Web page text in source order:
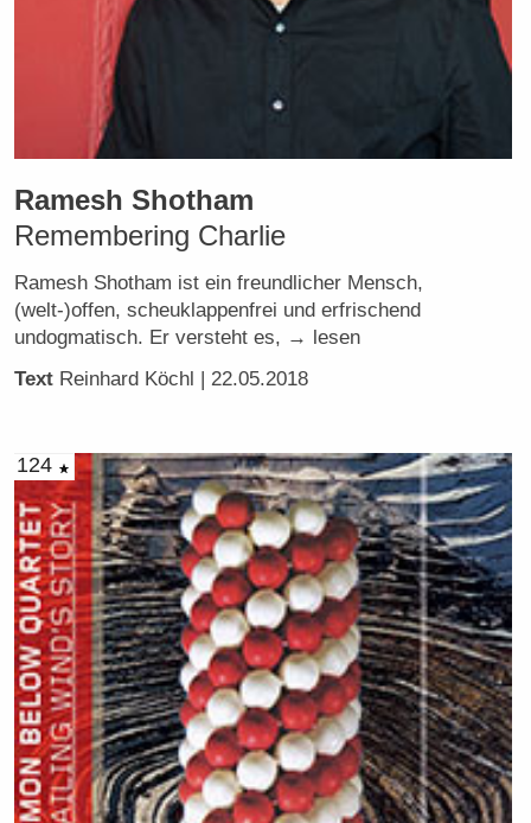
Ramesh Shotham
Remembering Charlie
Ramesh Shotham ist ein freundlicher Mensch,
(welt-)offen, scheuklappenfrei und erfrischend
undogmatisch. Er versteht es, → lesen
Text Reinhard Köchl | 22.05.2018
124